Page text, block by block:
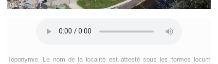
Toponymie. Le nom de la localité est attesté sous les formes locum